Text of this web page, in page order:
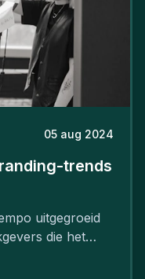
05 aug 2024
trends
uitgegroeid
die het